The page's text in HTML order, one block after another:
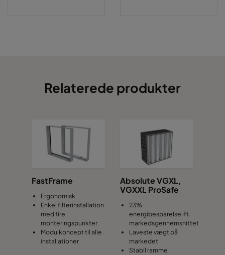
Relaterede produkter
FastFrame
Ergonomisk
Enkel filterinstallation
med fire
monteringspunkter
Modulkoncept til alle
installationer
Absolute VGXL,
VGXXL ProSafe
23%
energibesparelse ift.
markedsgennemsnittet
Laveste vægt på
markedet
Stabil ramme